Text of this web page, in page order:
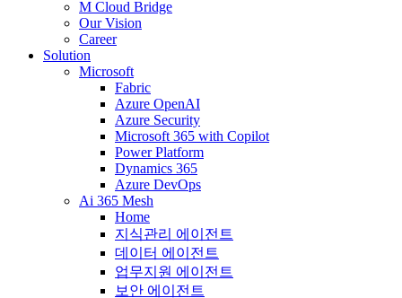
M Cloud Bridge
Our Vision
Career
Solution
Microsoft
Fabric
Azure OpenAI
Azure Security
Microsoft 365 with Copilot
Power Platform
Dynamics 365
Azure DevOps
Ai 365 Mesh
Home
지식관리 에이전트
데이터 에이전트
업무지원 에이전트
보안 에이전트